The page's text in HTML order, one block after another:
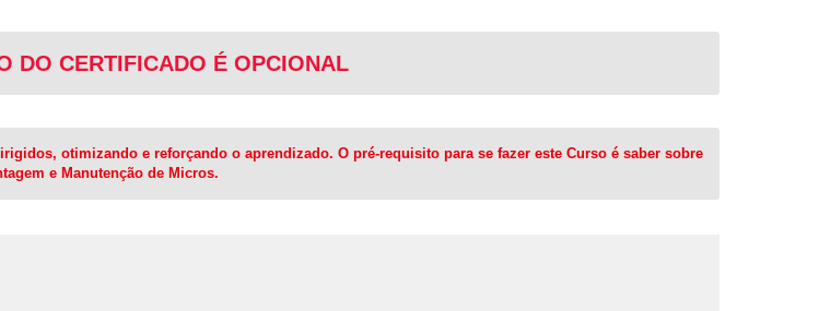
DO CERTIFICADO É OPCIONAL
otimizando e reforçando o aprendizado. O pré-requisito para se fazer este Curso é saber sobre
e Manutenção de Micros.